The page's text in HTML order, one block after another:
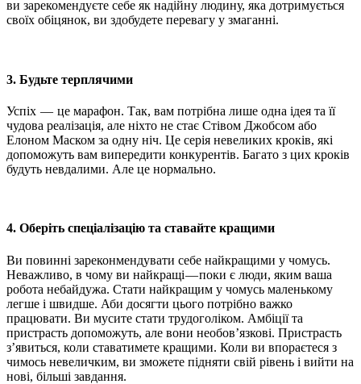
ви зарекомендуєте себе як надійну людину, яка дотримується
своїх обіцянок, ви здобудете перевагу у змаганні.
3. Будьте терплячими
Успіх — це марафон. Так, вам потрібна лише одна ідея та її
чудова реалізація, але ніхто не стає Стівом Джобсом або
Елоном Маском за одну ніч. Це серія невеликих кроків, які
допоможуть вам випередити конкурентів. Багато з цих кроків
будуть невдалими. Але це нормально.
4. Оберіть спеціалізацію та ставайте кращими
Ви повинні зареконмендувати себе найкращими у чомусь.
Неважливо, в чому ви найкращі — поки є люди, яким ваша
робота небайдужа. Стати найкращим у чомусь маленькому
легше і швидше. Аби досягти цього потрібно важко
працювати. Ви мусите стати трудоголіком. Амбіції та
пристрасть допоможуть, але вони необов’язкові. Пристрасть
з’явиться, коли ставатимете кращими. Коли ви впораєтеся з
чимось невеличким, ви зможете підняти свій рівень і вийти на
нові, більші завдання.